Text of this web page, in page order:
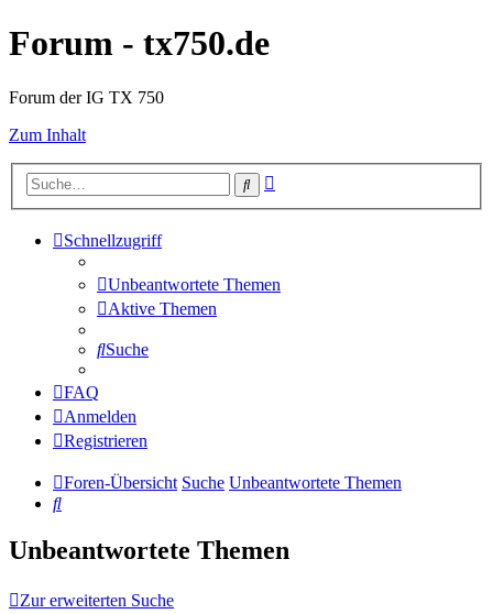
Forum - tx750.de
Forum der IG TX 750
Zum Inhalt
Suche
Schnellzugriff
Unbeantwortete Themen
Aktive Themen
Suche
FAQ
Anmelden
Registrieren
Foren-Übersicht Suche Unbeantwortete Themen
Suche
Unbeantwortete Themen
Zur erweiterten Suche